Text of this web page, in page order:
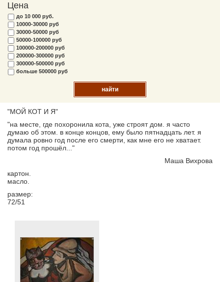
Цена
до 10 000 руб.
10000-30000 руб
30000-50000 руб
50000-100000 руб
100000-200000 руб
200000-300000 руб
300000-500000 руб
больше 500000 руб
найти
"МОЙ КОТ И Я"
"на месте, где похоронила кота, уже строят дом. я часто
думаю об этом. в конце концов, ему было пятнадцать лет. я
думала ровно год после его смерти, как мне его не хватает.
потом год прошёл..."
Маша Вихрова
картон.
масло.
размер:
72/51